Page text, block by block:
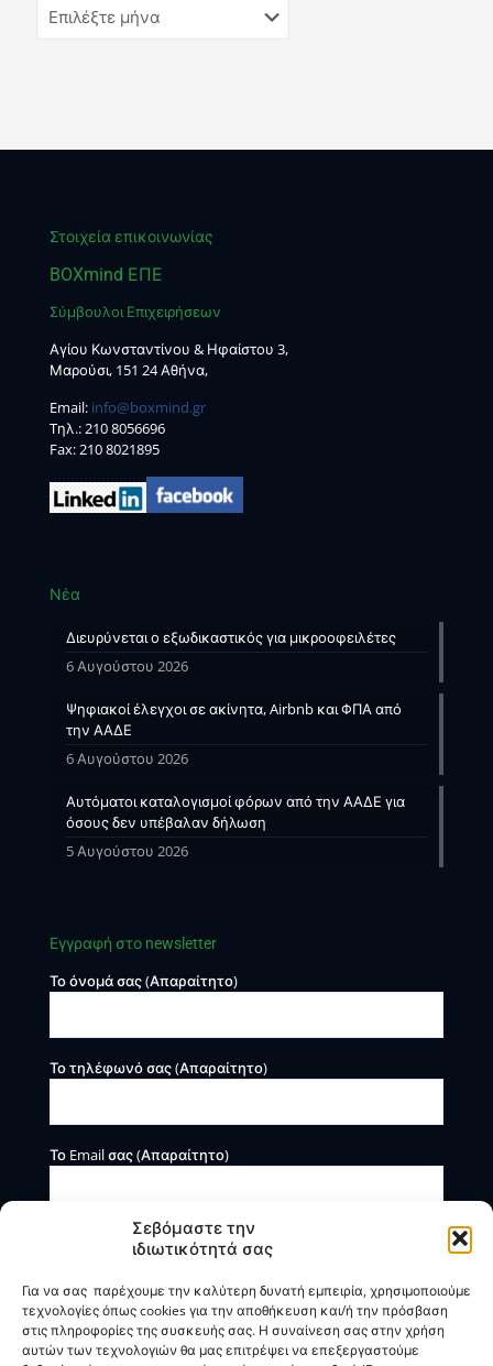
Σεβόμαστε την
ιδιωτικότητά σας
Για να σας παρέχουμε την καλύτερη δυνατή εμπειρία, χρησιμοποιούμε
τεχνολογίες όπως cookies για την αποθήκευση και/ή την πρόσβαση
στις πληροφορίες της συσκευής σας. Η συναίνεση σας στην χρήση
αυτών των τεχνολογιών θα μας επιτρέψει να επεξεργαστούμε
Στοιχεία επικοινωνίας
BOXmind ΕΠΕ
Σύμβουλοι Επιχειρήσεων
Αγίου Κωνσταντίνου & Ηφαίστου 3,
Μαρούσι, 151 24 Αθήνα,
Email: info@boxmind.gr
Tηλ.:210 8056696
Fax: 210 8021895
Νέα
Διευρύνεται ο εξωδικαστικός για μικροοφειλέτες
6 Αυγούστου 2026
Ψηφιακοί έλεγχοι σε ακίνητα, Airbnb και ΦΠΑ από
την ΑΑΔΕ
6 Αυγούστου 2026
Αυτόματοι καταλογισμοί φόρων από την ΑΑΔΕ για
όσους δεν υπέβαλαν δήλωση
5 Αυγούστου 2026
Εγγραφή στο newsletter
Το όνομά σας (Απαραίτητο)
Το τηλέφωνό σας (Απαραίτητο)
Το Email σας (Απαραίτητο)